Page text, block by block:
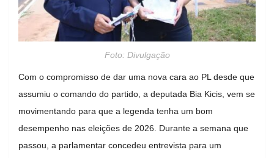
Foto: Divulgação
Com o compromisso de dar uma nova cara ao PL desde que
assumiu o comando do partido, a deputada Bia Kicis, vem se
movimentando para que a legenda tenha um bom
desempenho nas eleições de 2026. Durante a semana que
passou, a parlamentar concedeu entrevista para um